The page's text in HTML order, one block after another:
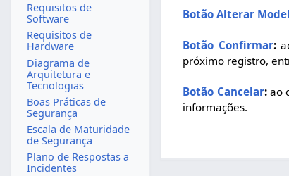
Botão Alterar
Botão Confirmar:
próximo registro,
Botão Cancelar:ao
informações.
Requisitos de
Software
Requisitos de
Hardware
Diagrama de
Arquitetura e
Tecnologias
Boas Práticas de
Segurança
Escala de Maturidade
de Segurança
Plano de Respostas a
Incidentes